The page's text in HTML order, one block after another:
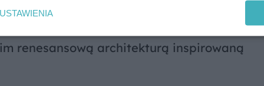
na terenie Parku jest
Zamek w Pieskowej
i wystrój kształtowano od XIV do XIX
renesansową architekturą inspirowaną
USTAWIENIA